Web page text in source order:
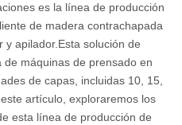
es la línea de producción
de madera contrachapada
y apilador.Esta solución de
máquinas de prensado en
de capas, incluidas 10, 15,
artículo, exploraremos los
esta línea de producción de